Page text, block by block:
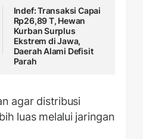
Indef: Transaksi Capai
Rp26,89 T, Hewan
Kurban Surplus
Ekstrem di Jawa,
Daerah Alami Defisit
Parah
agar distribusi
luas melalui jaringan